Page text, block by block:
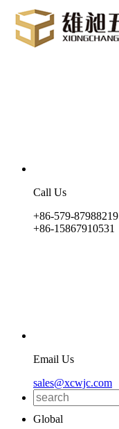
Call Us
+86-579-87988219
+86-15867910531
Email Us
sales@xcwjc.com
Global